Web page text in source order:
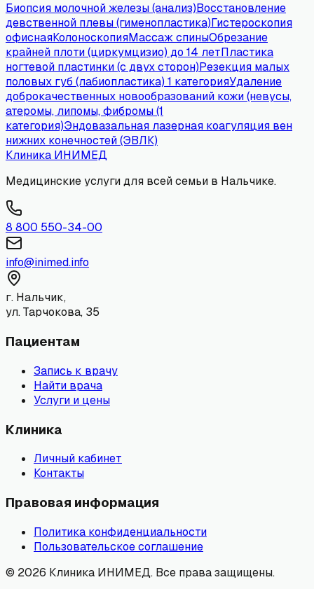
Биопсия молочной железы (анализ)Восстановление
девственной плевы (гименопластика)Гистероскопия
офиснаяКолоноскопияМассаж спиныОбрезание
крайней плоти (циркумцизио) до 14 летПластика
ногтевой пластинки (с двух сторон)Резекция малых
половых губ (лабиопластика) 1 категорияУдаление
доброкачественных новообразований кожи (невусы,
атеромы, липомы, фибромы (1
категория)Эндовазальная лазерная коагуляция вен
нижних конечностей (ЭВЛК)
Клиника ИНИМЕД
Медицинские услуги для всей семьи в Нальчике.
8 800 550-34-00
info@inimed.info
г. Нальчик,
ул. Тарчокова, 35
Пациентам
Запись к врачу
Найти врача
Услуги и цены
Клиника
Личный кабинет
Контакты
Правовая информация
Политика конфиденциальности
Пользовательское соглашение
© 2026 Клиника ИНИМЕД. Все права защищены.